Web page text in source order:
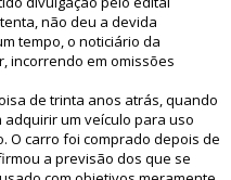
não deu a devida
tempo, o noticiário da
incorrendo em omissões
de trinta anos atrás, quando
um veículo para uso
O carro foi comprado depois de
a previsão dos que se